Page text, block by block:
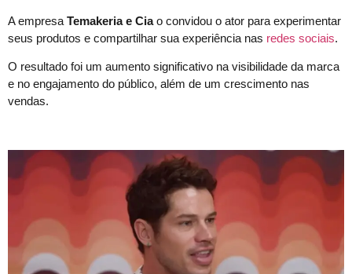
A empresa Temakeria e Ciao convidou o ator para experimentar
seus produtos e compartilhar sua experiência nas redes sociais.
O resultado foi um aumento significativo na visibilidade da marca
e no engajamento do público, além de um crescimento nas
vendas.